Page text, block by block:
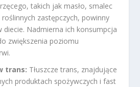
takich jak masło, smalec
roślinnych zastępczych, powinny
diecie. Nadmierna ich konsumpcja
zwiększenia poziomu
trans: Tłuszcze trans, znajdujące
produktach spożywczych i fast